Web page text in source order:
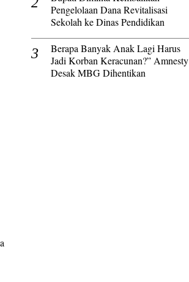
Pengelolaan Dana Revitalisasi
Sekolah ke Dinas Pendidikan
Berapa Banyak Anak Lagi Harus
Jadi Korban Keracunan?” Amnesty
Desak MBG Dihentikan